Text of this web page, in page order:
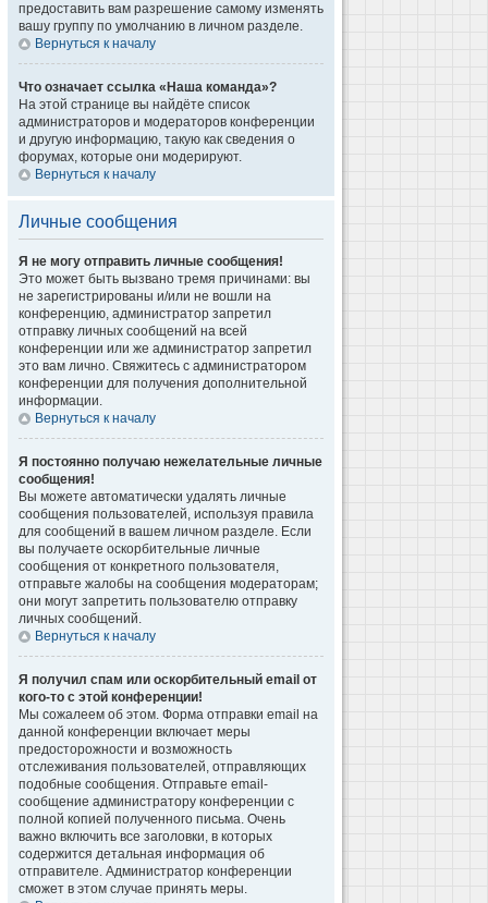
предоставить вам разрешение самому изменять
вашу группу по умолчанию в личном разделе.
Вернуться к началу
Что означает ссылка «Наша команда»?
На этой странице вы найдёте список
администраторов и модераторов конференции
и другую информацию, такую как сведения о
форумах, которые они модерируют.
Вернуться к началу
Личные сообщения
Я не могу отправить личные сообщения!
Это может быть вызвано тремя причинами: вы
не зарегистрированы и/или не вошли на
конференцию, администратор запретил
отправку личных сообщений на всей
конференции или же администратор запретил
это вам лично. Свяжитесь с администратором
конференции для получения дополнительной
информации.
Вернуться к началу
Я постоянно получаю нежелательные личные
сообщения!
Вы можете автоматически удалять личные
сообщения пользователей, используя правила
для сообщений в вашем личном разделе. Если
вы получаете оскорбительные личные
сообщения от конкретного пользователя,
отправьте жалобы на сообщения модераторам;
они могут запретить пользователю отправку
личных сообщений.
Вернуться к началу
Я получил спам или оскорбительный email от
кого-то с этой конференции!
Мы сожалеем об этом. Форма отправки email на
данной конференции включает меры
предосторожности и возможность
отслеживания пользователей, отправляющих
подобные сообщения. Отправьте email-
сообщение администратору конференции с
полной копией полученного письма. Очень
важно включить все заголовки, в которых
содержится детальная информация об
отправителе. Администратор конференции
сможет в этом случае принять меры.